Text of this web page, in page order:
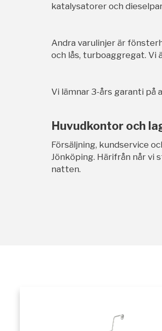
katalysatorer och
Andra varulinjer är
och lås, turboaggregat. Vi
Vi lämnar 3-års garanti på
Huvudkontor och
Försäljning, kundservice
Jönköping. Härifrån når vi
natten.